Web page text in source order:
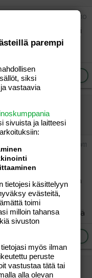
#10
ja ote itellesi
on koska oon niin
:ashamed:
#11
sinne kun siellä
enklanti tökkii.. ja en
alle jo
lunta..mä en kestä
parempi
siksi
vastaavia
sivuista ja laitteesi
tietojesi käsittelyyn
evästeitä,
toimi
milloin tahansa
sivuston
myös ilman
peruste
vastustaa tätä tai
alla olevan